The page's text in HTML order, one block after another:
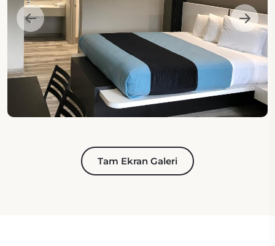
Tam Ekran Galeri